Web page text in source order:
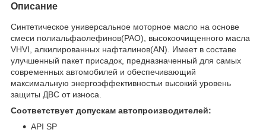
Описание
Синтетическое универсальное моторное масло на основе
смеси полиальфаолефинов(PAO), высокоочищенного масла
VHVI, алкилированных нафталинов(AN). Имеет в составе
улучшенный пакет присадок, предназначенный для самых
современных автомобилей и обеспечивающий
максимальную энергоэффективностьи высокий уровень
защиты ДВС от износа.
Соответствует допускам автопроизводителей:
API SP